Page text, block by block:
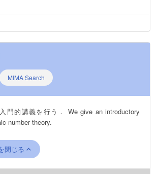
MIMA Search
門的講義を行う． We give an introductory
number theory.
閉じる